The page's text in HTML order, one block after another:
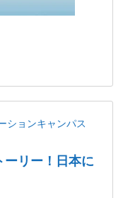
ションキャンパス
ーリー！日本に